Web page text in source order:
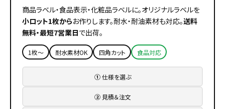
商品ラベル・食品表示・化粧品ラベルに。オリジナルラベルを
小ロット1枚からお作りします。耐水・耐油素材も対応。送料
無料・最短7営業日で出荷。
1枚〜 耐水素材OK 四角カット 食品対応
①仕様を選ぶ
②見積＆注文